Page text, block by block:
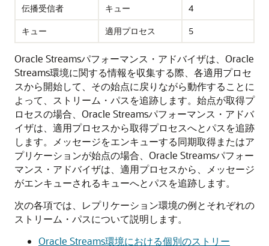
伝播受信者
キュー
4
キュー
適用プロセス 5
Oracle Streamsパフォーマンス・アドバイザは、Oracle
Streams環境に関する情報を収集する際、各適用プロセ
スから開始して、その始点に戻りながら動作することに
よって、ストリーム・パスを追跡します。始点が取得プ
ロセスの場合、Oracle Streamsパフォーマンス・アドバ
イザは、適用プロセスから取得プロセスへとパスを追跡
します。メッセージをエンキューする同期取得またはア
プリケーションが始点の場合、Oracle Streamsパフォー
マンス・アドバイザは、適用プロセスから、メッセージ
がエンキューされるキューへとパスを追跡します。
次の各項では、レプリケーション環境の例とそれぞれの
ストリーム・パスについて説明します。
Oracle Streams環境における個別のストリー